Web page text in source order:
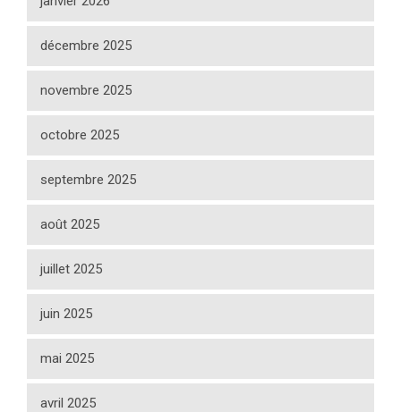
décembre 2025
novembre 2025
octobre 2025
septembre 2025
août 2025
juillet 2025
juin 2025
mai 2025
avril 2025